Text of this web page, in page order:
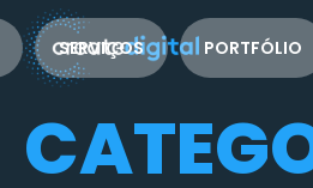
SERVIÇOS PORTFÓLIO